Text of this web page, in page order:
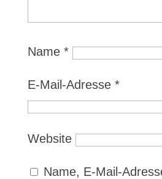
Name *
E-Mail-Adresse *
Website
Name, E-Mail-